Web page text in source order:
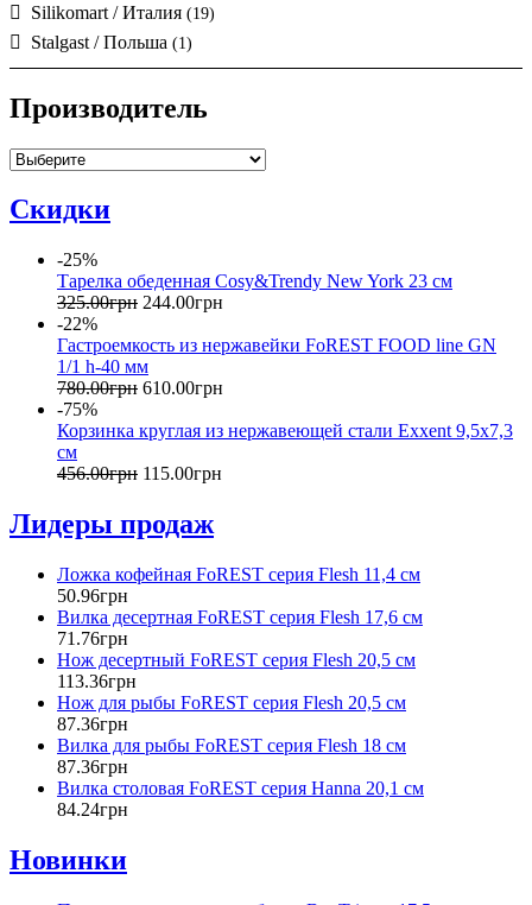
Silikomart / Италия (19)
Stalgast / Польша (1)
Производитель
Скидки
-25%
Тарелка обеденная Cosy&Trendy New York 23 см
325.00грн 244.00грн
-22%
Гастроемкость из нержавейки FoREST FOOD line GN
1/1 h-40 мм
780.00грн 610.00грн
-75%
Корзинка круглая из нержавеющей стали Exxent 9,5х7,3
см
456.00грн 115.00грн
Лидеры продаж
Ложка кофейная FoREST серия Flesh 11,4 см
50.96грн
Вилка десертная FoREST серия Flesh 17,6 см
71 .76грн
Нож десертный FoREST серия Flesh 20,5 см
113.36грн
Нож для рыбы FoREST серия Flesh 20,5 см
87.36грн
Вилка для рыбы FoREST серия Flesh 18 см
87.36грн
Вилка столовая FoREST серия Hanna 20,1 см
84.24грн
Новинки